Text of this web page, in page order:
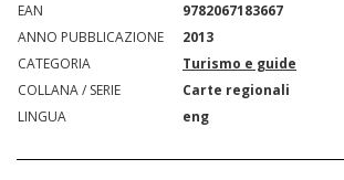
EAN
9782067183667
ANNO PUBBLICAZIONE
2013
CATEGORIA
Turismo e guide
COLLANA / SERIE
Carte regionali
LINGUA
eng